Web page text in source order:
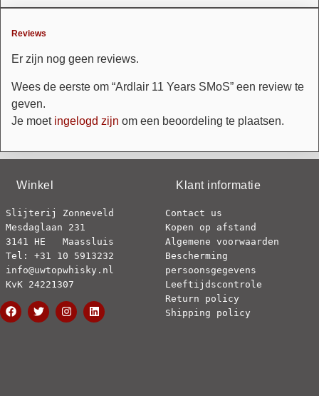
Reviews
Er zijn nog geen reviews.
Wees de eerste om “Ardlair 11 Years SMoS” een review te
geven.
Je moet ingelogd zijn om een beoordeling te plaatsen.
Winkel
Slijterij Zonneveld
Mesdaglaan 231
3141 HE   Maassluis
Tel: +31 10 5913232
info@uwtopwhisky.nl
KvK 24221307
Klant informatie
Contact us
Kopen op afstand
Algemene voorwaarden
Bescherming
persoonsgegevens
Leeftijdscontrole
Return policy
Shipping policy